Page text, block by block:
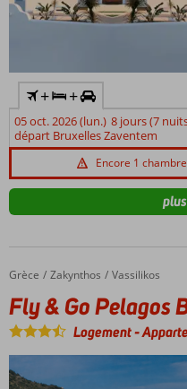
Recommandé
: Restaurant
Large choix
de chambres,
appartements
et villas.
+ +
05 oct. 2026 (lun.) 8 jours (7
départ Bruxelles Zaventem
Encore 1
Accueil
Grèce Zakynthos Vassilikos
Fly & Go Pelagos Blue Zante
Fly & Go Pelagos
Logement-